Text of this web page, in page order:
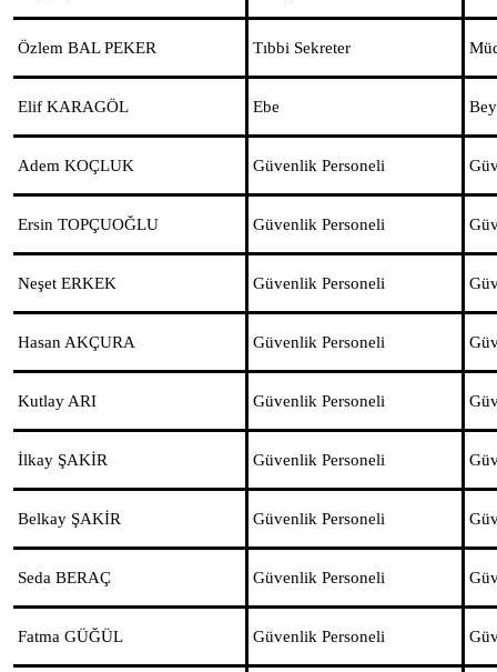
Özlem BAL PEKER Tıbbi Sekreter
Elif KARAGÖL Ebe
Adem KOÇLUK Güvenlik Personeli
Ersin TOPÇUOĞLU Güvenlik Personeli
Neşet ERKEK Güvenlik Personeli
Hasan AKÇURA Güvenlik Personeli
Kutlay ARI Güvenlik Personeli
İlkay ŞAKİR Güvenlik Personeli
Belkay ŞAKİR Güvenlik Personeli
Seda BERAÇ Güvenlik Personeli
Fatma GÜĞÜL Güvenlik Personeli